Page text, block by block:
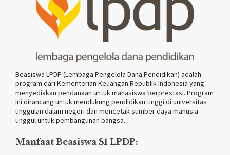
Beasiswa LPDP (Lembaga Pengelola Dana Pendidikan) adalah
program dari Kementerian Keuangan Republik Indonesia yang
menyediakan pendanaan untuk mahasiswa berprestasi. Program
ini dirancang untuk mendukung pendidikan tinggi di universitas
unggulan dalam negeri dan mencetak sumber daya manusia
unggul untuk pembangunan bangsa.
Manfaat Beasiswa S1 LPDP: